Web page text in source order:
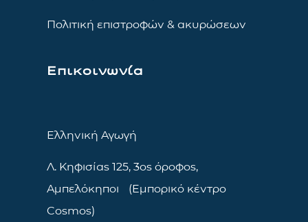
Πολιτική επιστροφών & ακυρώσεων
Επικοινωνία
Ελληνική Αγωγή
Λ. Κηφισίας 125, 3ος όροφος,
Αμπελόκηποι (Εμπορικό κέντρο
Cosmos)